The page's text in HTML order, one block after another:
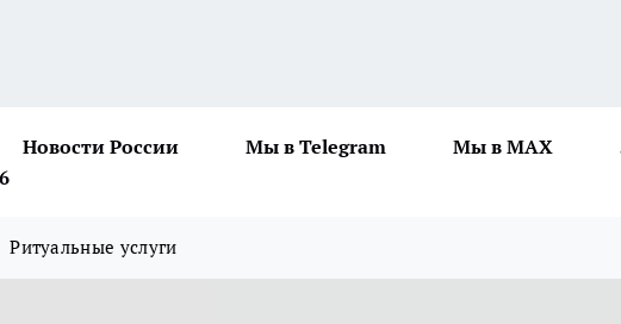
Новости России Мы в Telegram Мы в MAX
Ритуальные услуги